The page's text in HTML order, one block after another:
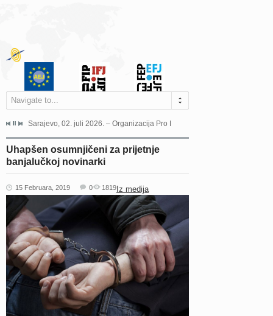
Navigate to...
Grada Sarajeva povodom Dana Sarajeva dugogodišnjoj...
Sarajevo, 02. juli 2026. – Organizacija Pro Educa juče je uspješno
Uhapšen osumnjičeni za prijetnje
banjalučkoj novinarki
15 Februara, 2019 Iz medija
0 1819